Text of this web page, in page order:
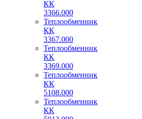
КК
3366.000
Теплообменник
КК
3367.000
Теплообменник
КК
3369.000
Теплообменник
КК
5108.000
Теплообменник
КК